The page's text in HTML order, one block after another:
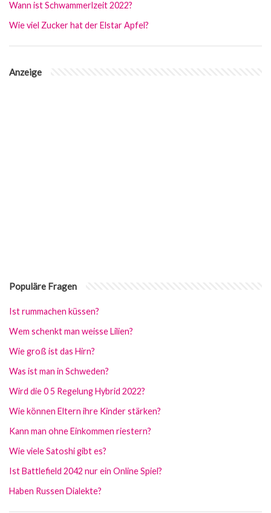
Wann ist Schwammerlzeit 2022?
Wie viel Zucker hat der Elstar Apfel?
Anzeige
Populäre Fragen
Ist rummachen küssen?
Wem schenkt man weisse Lilien?
Wie groß ist das Hirn?
Was ist man in Schweden?
Wird die 0 5 Regelung Hybrid 2022?
Wie können Eltern ihre Kinder stärken?
Kann man ohne Einkommen riestern?
Wie viele Satoshi gibt es?
Ist Battlefield 2042 nur ein Online Spiel?
Haben Russen Dialekte?